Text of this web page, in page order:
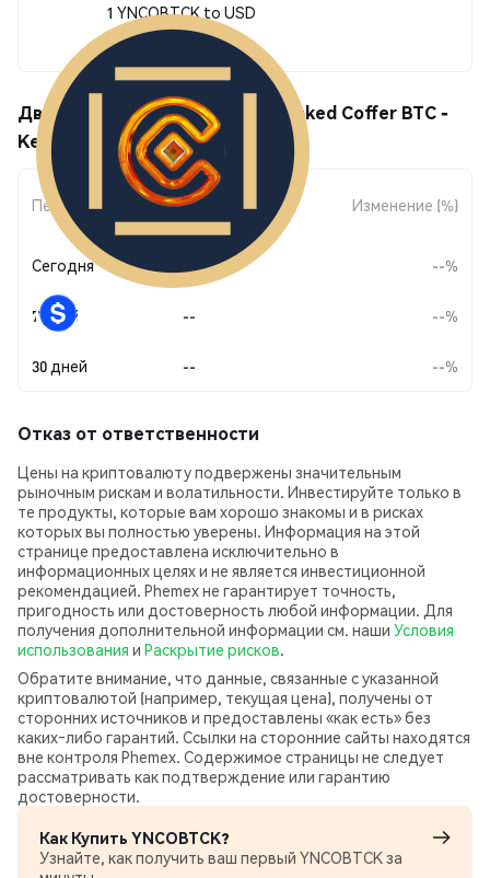
1 YNCOBTCK to USD
--
Движения цены YieldNest Restaked Coffer BTC -
Kernel (YNCOBTCK)
Период
Изменение
Изменение (%)
Сегодня --%
7 дней -- --%
30 дней -- --%
Отказ от ответственности
Цены на криптовалюту подвержены значительным
рыночным рискам и волатильности. Инвестируйте только в
те продукты, которые вам хорошо знакомы и в рисках
которых вы полностью уверены. Информация на этой
странице предоставлена исключительно в
информационных целях и не является инвестиционной
рекомендацией. Phemex не гарантирует точность,
пригодность или достоверность любой информации. Для
получения дополнительной информации см. наши Условия
использования и Раскрытие рисков.
Обратите внимание, что данные, связанные с указанной
криптовалютой (например, текущая цена), получены от
сторонних источников и предоставлены «как есть» без
каких‑либо гарантий. Ссылки на сторонние сайты находятся
вне контроля Phemex. Содержимое страницы не следует
рассматривать как подтверждение или гарантию
достоверности.
Как Купить YNCOBTCK?
Узнайте, как получить ваш первый YNCOBTCK за